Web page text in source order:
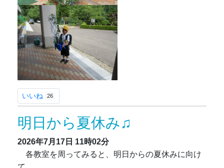
いいね 26
明日から夏休み♫
2026年7月17日 11時02分
各教室を周ってみると、明日からの夏休みに向け